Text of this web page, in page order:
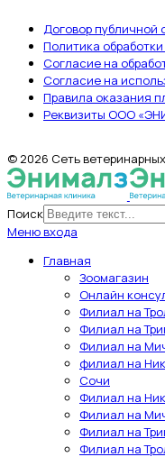
Договор публичной
Политика
Согласие на
Согласие на
Правила оказания
Реквизиты ООО
© 2026 Сеть
Поиск
Меню входа
Главная
Зоомагазин
Онлайн
Филиал на
Филиал на
Филиал на
филиал на
Сочи
Филиал на
Филиал на
Филиал на
Филиал на